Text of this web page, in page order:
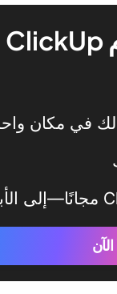
ابدأ باستخدام ClickUp
في مكان
الآن